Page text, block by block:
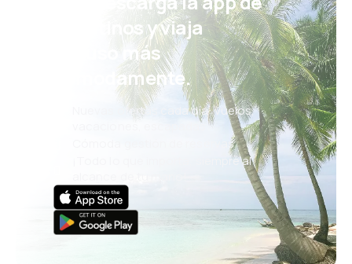
eDestinos y viaja
incluso más
cómodamente.
Nuevas ofertas cada día: vuelos,
vacaciones, escapadas
Cómoda gestión de reservas
¡Todo lo que importa, siempre al